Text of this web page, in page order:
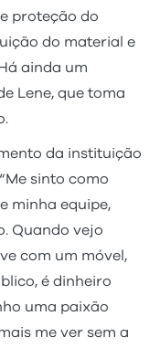
proteção do
do material e
ainda um
Lene, que toma
da instituição
sinto como
minha equipe,
Quando vejo
com um móvel,
é dinheiro
uma paixão
me ver sem a